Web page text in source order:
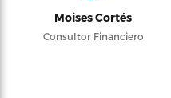
Moises Cortés
Consultor Financiero